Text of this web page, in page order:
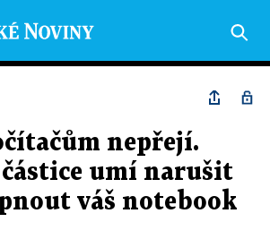
nepřejí.
umí narušit
váš notebook